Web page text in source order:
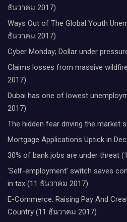
ธันวาคม 2017)
Ways Out of The Global Youth
ธันวาคม 2017)
Cyber Monday; Dollar under
Claims losses from massive
2017)
Dubai has one of lowest
2017)
The hidden fear driving the market
Mortgage Applications Uptick in
30% of bank jobs are under threat
‘Self-employment’ switch saves
in tax (11 ธันวาคม 2017)
E-Commerce: Raising Pay And
Country (11 ธันวาคม 2017)